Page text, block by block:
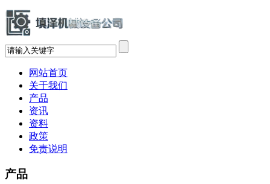
网站首页
关于我们
产品
资讯
资料
政策
免责说明
产品